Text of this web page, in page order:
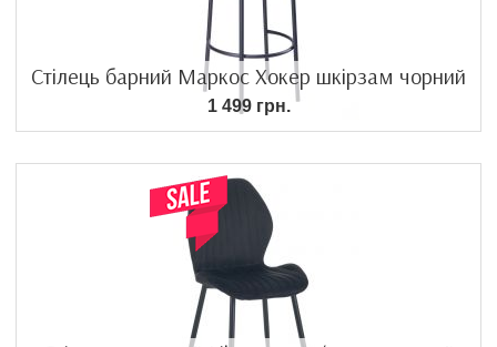
Стілець барний Маркос Хокер шкірзам чорний
1 499 грн.